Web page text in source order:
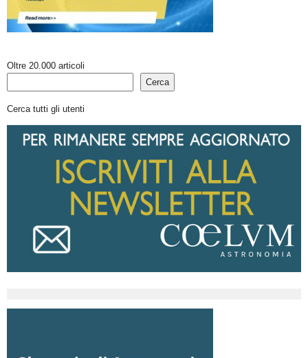
Oltre 20.000 articoli
Cerca
Cerca tutti gli utenti